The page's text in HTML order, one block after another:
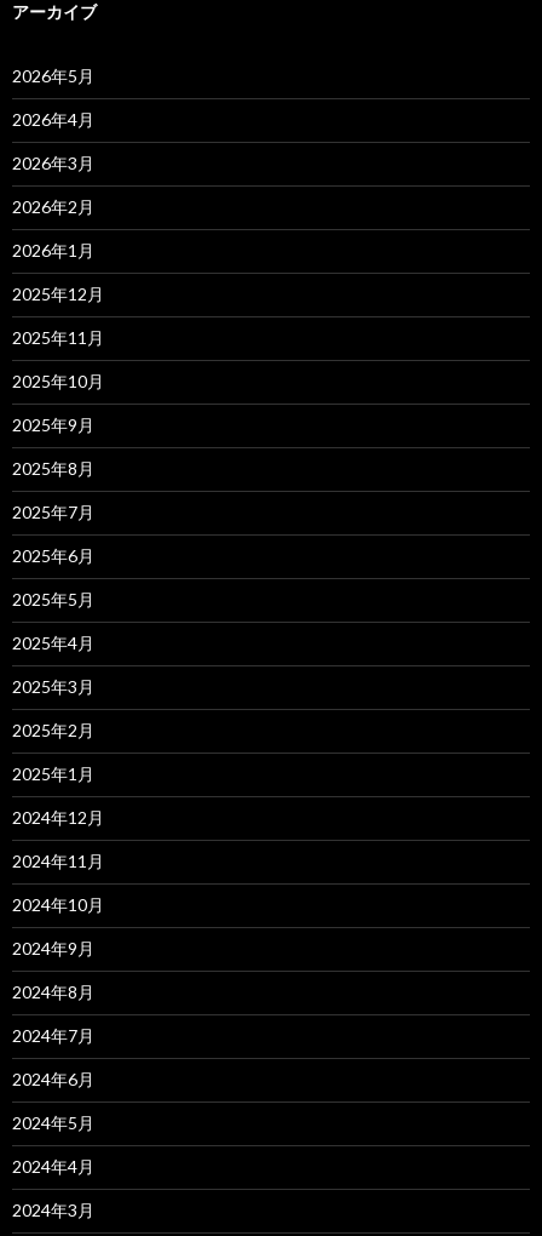
アーカイブ
2026年5月
2026年4月
2026年3月
2026年2月
2026年1月
2025年12月
2025年11月
2025年10月
2025年9月
2025年8月
2025年7月
2025年6月
2025年5月
2025年4月
2025年3月
2025年2月
2025年1月
2024年12月
2024年11月
2024年10月
2024年9月
2024年8月
2024年7月
2024年6月
2024年5月
2024年4月
2024年3月